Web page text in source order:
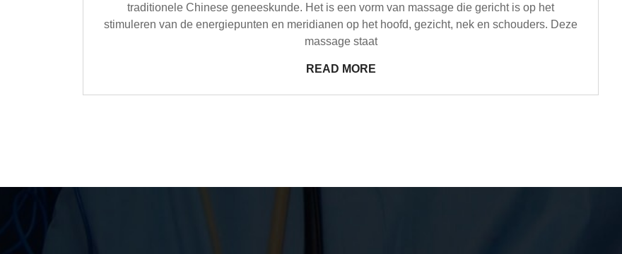
traditionele Chinese geneeskunde. Het is een vorm van massage die gericht is op het
stimuleren van de energiepunten en meridianen op het hoofd, gezicht, nek en schouders. Deze
massage staat
READ MORE